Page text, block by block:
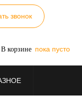
звонок
В корзине пока пусто